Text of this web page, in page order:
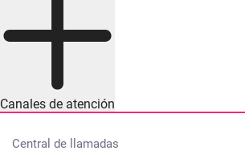
Canales de atención
Central de llamadas